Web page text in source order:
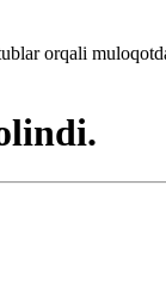
orqali